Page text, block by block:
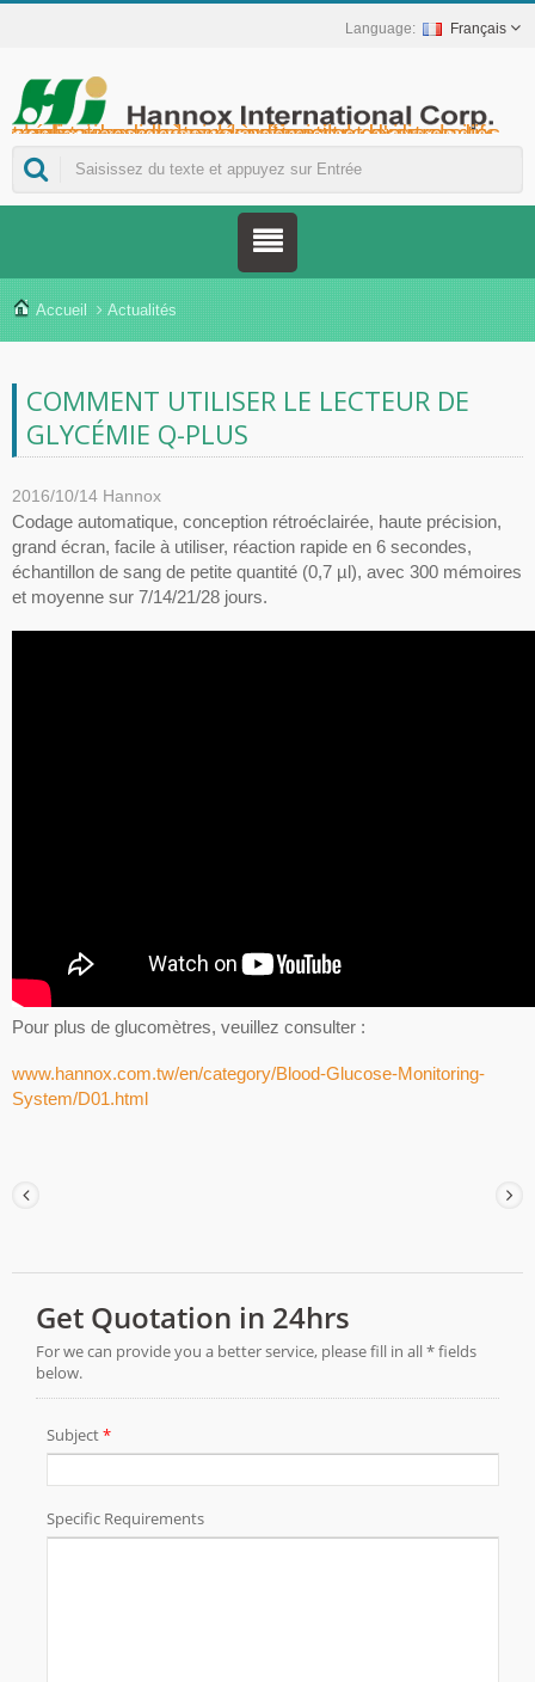
Français
Hannox International Corp. - Nous accompagnons les importateurs, grossistes et distributeurs de dispositifs médicaux, ainsi que les marques du secteur de la santé, dans le lancement de solutions non médicamenteuses pour le soin des plaies et des muqueuses, notamment pour les ulcères buccaux, les soins de support en oncologie, la protection cutanée, les soins de la muqueuse nasale et la protection des plaies à domicile. Nous proposons également une gamme plus étendue de dispositifs médicaux pour la prévention et la prise en charge du diabète, la prévention des maladies transmises par les moustiques et d'autres applications de soins à domicile.
Accueil Actualités
COMMENT UTILISER LE LECTEUR DE
GLYCÉMIE Q-PLUS
2016/10/14 Hannox
Codage automatique, conception rétroéclairée, haute précision,
grand écran, facile à utiliser, réaction rapide en 6 secondes,
échantillon de sang de petite quantité (0,7 µl), avec 300 mémoires
et moyenne sur 7/14/21/28 jours.
Pour plus de glucomètres, veuillez consulter :
www.hannox.com.tw/en/category/Blood-Glucose-Monitoring-
System/D01.html